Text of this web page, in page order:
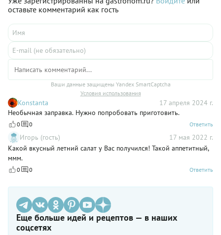
оставьте комментарий как гость
Ваши данные защищены Yandex SmartCaptcha
Условия использования
Konstanta
17 апреля 2024 г.
Необычная заправка. Нужно попробовать приготовить.
0 0 Ответить
Игорь (гость)
17 мая 2022 г.
Какой вкусный летний салат у Вас получился! Такой аппетитный,
ммм.
0 0 Ответить
Еще больше идей и рецептов — в наших
соцсетях